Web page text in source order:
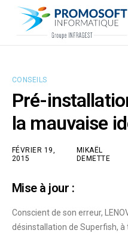
Qui sommes-nous ?
Nos ressources
Support
CONSEILS
Pré-
la mauvaise
FÉVRIER 19,
2015
MIKAËL
DEMETTE
Mise à jour :
Conscient de son erreur,
désinstallation de Superfish,